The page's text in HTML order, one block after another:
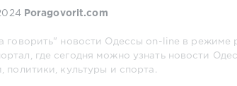
Poragovorit.com
говорить" новости Одессы on-line в режиме
где сегодня можно узнать новости
политики, культуры и спорта.